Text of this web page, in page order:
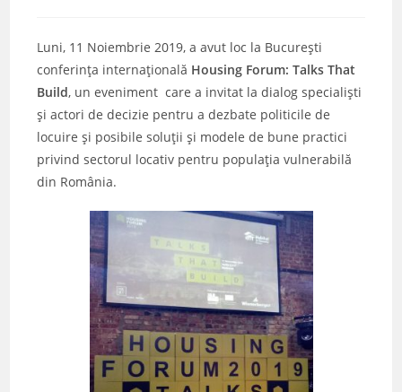
Luni, 11 Noiembrie 2019, a avut loc la București
conferința internațională Housing Forum: Talks That
Build, un eveniment care a invitat la dialog specialiști
și actori de decizie pentru a dezbate politicile de
locuire și posibile soluții și modele de bune practici
privind sectorul locativ pentru populația vulnerabilă
din România.